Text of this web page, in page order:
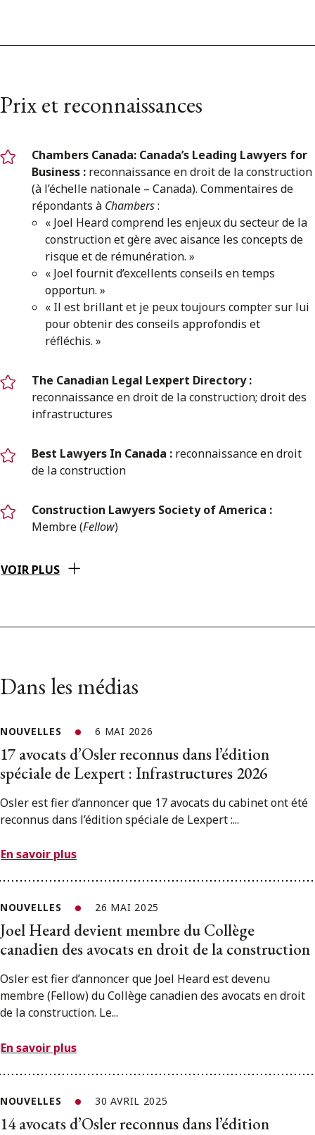
Prix et reconnaissances
Chambers Canada: Canada’s Leading Lawyers for
Business : reconnaissance en droit de la construction
(à l’échelle nationale – Canada). Commentaires de
répondants à Chambers:
« Joel Heard comprend les enjeux du secteur de la
construction et gère avec aisance les concepts de
risque et de rémunération. »
« Joel fournit d’excellents conseils en temps
opportun. »
« Il est brillant et je peux toujours compter sur lui
pour obtenir des conseils approfondis et
réfléchis. »
The Canadian Legal Lexpert Directory :
reconnaissance en droit de la construction; droit des
infrastructures
Best Lawyers In Canada : reconnaissance en droit
de la construction
Construction Lawyers Society of America :
Membre (Fellow)
VOIR PLUS
Dans les médias
NOUVELLES 6 MAI 2026
17 avocats d’Osler reconnus dans l’édition
spéciale de Lexpert : Infrastructures 2026
Osler est fier d’annoncer que 17 avocats du cabinet ont été
reconnus dans l’édition spéciale de Lexpert :...
En savoir plus
NOUVELLES 26 MAI 2025
Joel Heard devient membre du Collège
canadien des avocats en droit de la construction
Osler est fier d’annoncer que Joel Heard est devenu
membre (Fellow) du Collège canadien des avocats en droit
de la construction. Le...
En savoir plus
NOUVELLES 30 AVRIL 2025
14 avocats d’Osler reconnus dans l’édition